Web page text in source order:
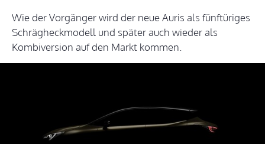
Wie der Vorgänger wird der neue Auris als fünftüriges
Schrägheckmodell und später auch wieder als
Kombiversion auf den Markt kommen.